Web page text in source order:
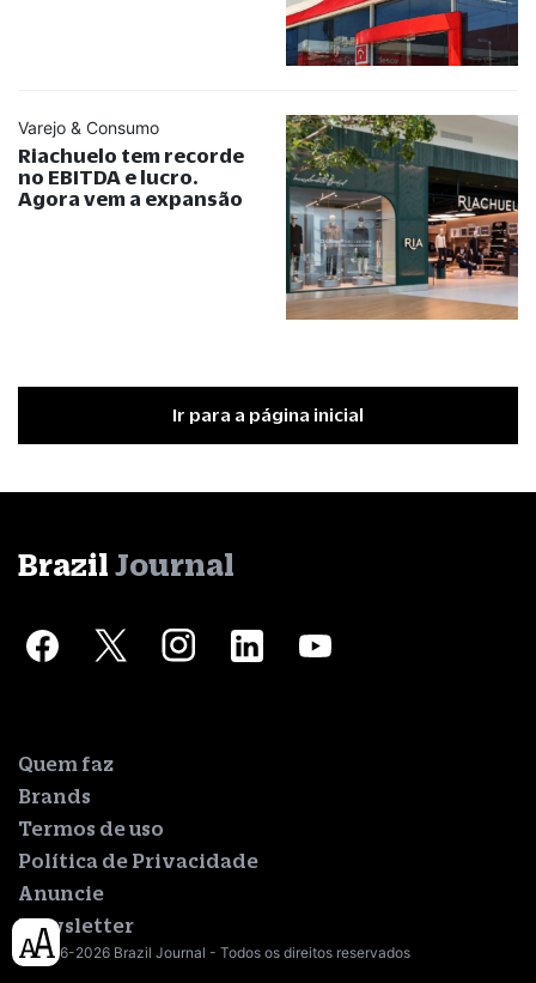
Varejo & Consumo
Riachuelo tem recorde
no EBITDA e lucro.
Agora vem a expansão
Ir para a página inicial
Brazil Journal
Quem faz
Brands
Termos de uso
Política de Privacidade
Anuncie
Newsletter
© 2016-2026 Brazil Journal - Todos os direitos reservados